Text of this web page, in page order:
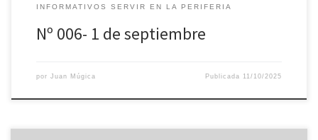
INFORMATIVOS SERVIR EN LA PERIFERIA
Nº 006- 1 de septiembre
por Juan Múgica Publicada 11/10/2025